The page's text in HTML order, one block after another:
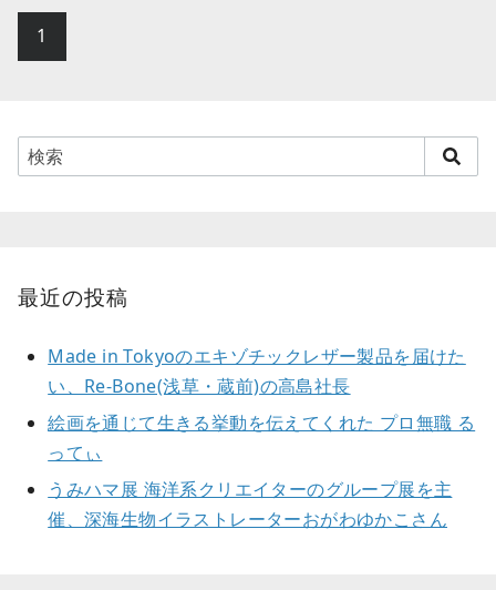
1
最近の投稿
Made in Tokyoのエキゾチックレザー製品を届けた
い、Re-Bone(浅草・蔵前)の高島社長
絵画を通じて生きる挙動を伝えてくれた プロ無職 る
ってぃ
うみハマ展 海洋系クリエイターのグループ展を主
催、深海生物イラストレーターおがわゆかこさん